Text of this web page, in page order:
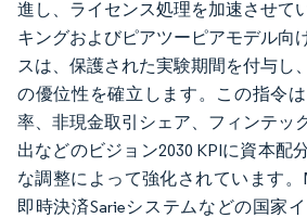
進し、ライセンス処理を加速させて
キングおよびピアツーピアモデル向
スは、保護された実験期間を付与し
の優位性を確立します。この指令
率、非現金取引シェア、フィンテッ
出などのビジョン2030 KPIに資本配
な調整によって強化されています
即時決済Sarieシステムなどの国家